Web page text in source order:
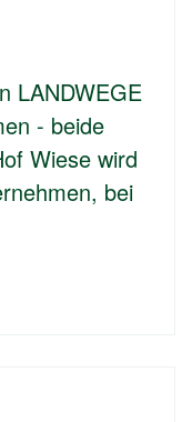
LANDWEGE
- beide
Wiese wird
bei